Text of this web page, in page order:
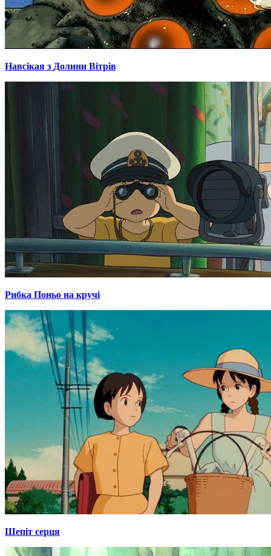
Навсікая з Долини Вітрів
Рибка Поньо на кручі
Шепіт серця